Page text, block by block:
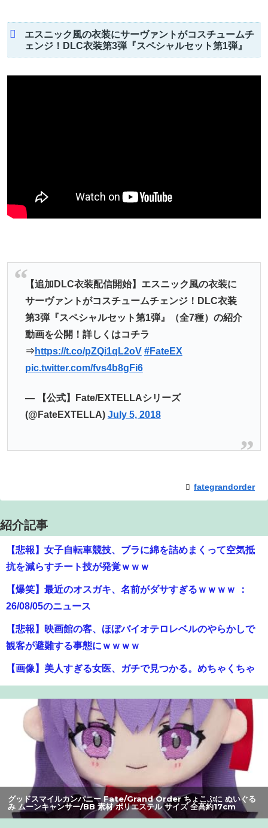
エスニック風の衣装にサーヴァントがコスチュームチ
ェンジ！DLC衣装第3弾『スペシャルセット第1弾』
【追加DLC衣装配信開始】エスニック風の衣装に
サーヴァントがコスチュームチェンジ！DLC衣装
第3弾『スペシャルセット第1弾』（全7種）の紹介
動画を公開！詳しくはコチラ
⇒ https://t.co/pZQi1qL2oV #FateEX
pic.twitter.com/fvs4b8gFi6
— 【公式】Fate/EXTELLAシリーズ
(@FateEXTELLA) July 5, 2018
fategrandorder
紹介記事
【悲報】女子自転車競技、ブラに綿を詰めまくって空気抵
抗を減らすチート技が発覚ｗｗｗ
【爆笑】最近のオスガキ、名前がダサすぎるｗｗｗｗ ：
26/08/05のニュース
【悲報】映画館の客、ほぼバイオテロレベルのやらかしで
観客が避難する事態にｗｗｗｗ
【画像】美人すぎる女医、ガチで見つかる。めちゃくちゃ
いいべｗｗｗｗ ：26/08/04のニュース
【警告】社会人「スムージーにキウイ皮ごと入れよ。これ
美容にいいんだよね〜」→ 結果…
【朗報】アマガミの棚町薫さん、最新絵でめっちゃ可愛く
なる：26/08/03のニュース
町の弁当屋「申し訳ないが消費税1%になったらその分商品
代を値上げするわ」
グッドスマイルカンパニー Fate/Grand Order ちょこぷに ぬいぐる
み ムーンキャンサー/BB 素材 ポリエステル サイズ 全高約17cm